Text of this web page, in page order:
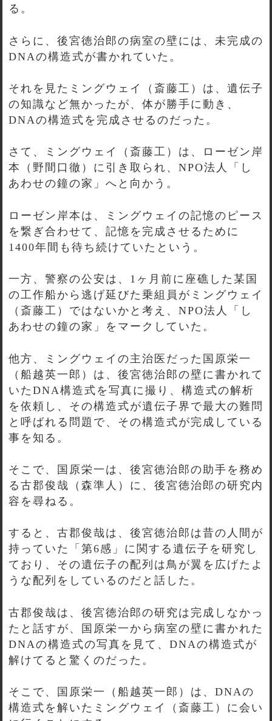
る。
さらに、後宮徳治郎の病室の壁には、未完成の
DNAの構造式が書かれていた。
それを見たミングウェイ（斎藤工）は、遺伝子
の知識など無かったが、体が勝手に動き、
DNAの構造式を完成させるのだった。
さて、ミングウェイ（斎藤工）は、ローゼン岸
本（野間口徹）に引き取られ、NPO法人「し
あわせの鐘の家」へと向かう。
ローゼン岸本は、ミングウェイの記憶のピース
を繋ぎ合わせて、記憶を完成させるために
1400年間も待ち続けていたという。
一方、警察の公安は、1ヶ月前に座礁した某国
の工作船から逃げ延びた乗組員がミングウェイ
（斎藤工）ではないかと考え、NPO法人「し
あわせの鐘の家」をマークしていた。
他方、ミングウェイの主治医だった国原栄一
（船越英一郎）は、後宮徳治郎の壁に書かれて
いたDNA構造式を写真に撮り、構造式の解析
を依頼し、その構造式が遺伝子界で最大の難問
と呼ばれる問題で、その構造式が完成している
事を知る。
そこで、国原栄一は、後宮徳治郎の助手を務め
る古郡俊哉（森準人）に、後宮徳治郎の研究内
容を尋ねる。
すると、古郡俊哉は、後宮徳治郎は昔の人間が
持っていた「第6感」に関する遺伝子を研究し
ており、その遺伝子の配列は鳥が翼を広げたよ
うな配列をしているのだと話した。
古郡俊哉は、後宮徳治郎の研究は完成しなかっ
たと話すが、国原栄一から病室の壁に書かれた
DNAの構造式の写真を見て、DNAの構造式が
解けてると驚くのだった。
そこで、国原栄一（船越英一郎）は、DNAの
構造式を解いたミングウェイ（斎藤工）に会い